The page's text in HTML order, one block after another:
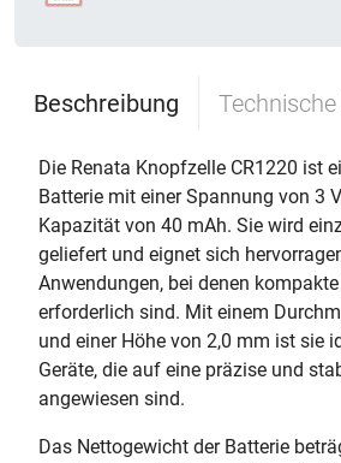
Beschreibung
Die Renata Knopfzelle CR1220 ist
Batterie mit einer Spannung von 3
Kapazität von 40 mAh. Sie wird
geliefert und eignet sich
Anwendungen, bei denen
erforderlich sind. Mit einem
und einer Höhe von 2,0 mm ist sie
Geräte, die auf eine präzise und
angewiesen sind.
Das Nettogewicht der Batterie